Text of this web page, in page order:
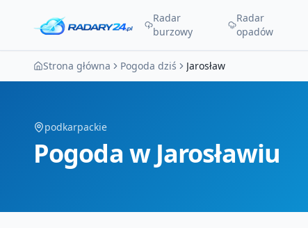
Radar
burzowy
Radar
opadów
Strona główna Pogoda dziś Jarosław
podkarpackie
Pogoda w Jarosławiu